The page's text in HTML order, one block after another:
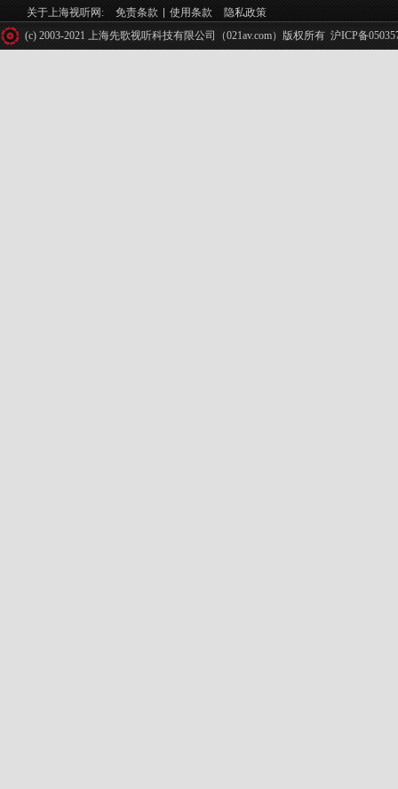
关于上海视听网: 免责条款 使用条款
隐私政策
(c) 2003-2021 上海先歌视听科技有限公司（021av.com）版权所有 沪ICP备